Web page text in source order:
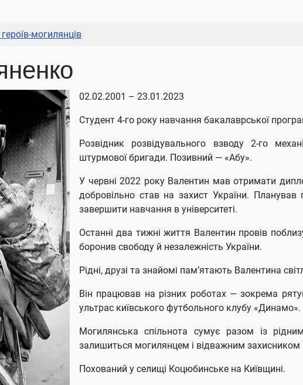
могилянців
02.02.2001 – 23.01.2023
Студент 4-го року навчання бакалаврської
Розвідник розвідувального взводу 2-го
штурмової бригади. Позивний — «Абу».
У червні 2022 року Валентин мав отримати
добровільно став на захист України.
завершити навчання в університеті.
Останні два тижні життя Валентин провів
боронив свободу й незалежність України.
Рідні, друзі та знайомі пам’ятають Валентина
Він працював на різних роботах — зокрема
ультрас київського футбольного клубу «Динамо».
Могилянська спільнота сумує разом із
залишиться могилянцем і відважним захисником
Похований у селищі Коцюбинське на Київщині.